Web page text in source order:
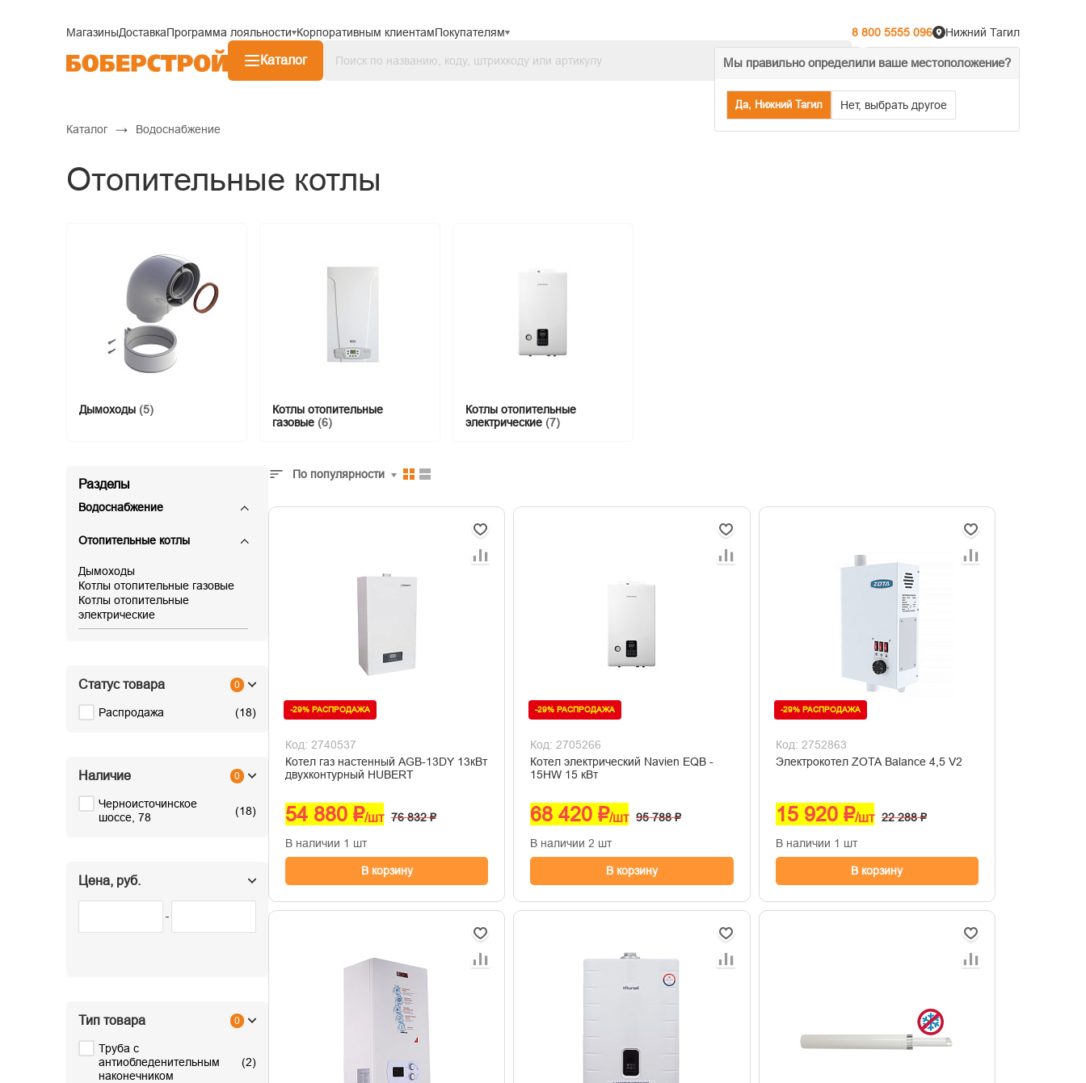
МагазиныДоставкаПрограмма лояльности Корпоративным клиентамПокупателям 8 800 5555 096
Мы правильно определили ваше местоположение?
Да, Нижний Тагил Нет, выбрать другое
Нижний Тагил
Каталог
% Акции Распродажа
Каталог → Водоснабжение
Отопительные котлы
Дымоходы (5)
Котлы отопительные
газовые (6)
Котлы отопительные
электрические (7)
Разделы
Водоснабжение
Отопительные котлы
Дымоходы
Котлы отопительные газовые
Котлы отопительные
электрические
Статус товара 0
Распродажа (18)
Наличие 0
Черноисточинское
шоссе, 78
(18)
Цена, руб.
Тип товара 0
Труба с
антиобледенительным
наконечником
(2)
По популярности
-29% РАСПРОДАЖА
Код: 2740537
Котел газ настенный AGB-13DY 13кВт
двухконтурный HUBERT
54 880 ₽/шт 76 832 ₽
В наличии 1 шт
В корзину
-29% РАСПРОДАЖА
Код: 2705266
Котел электрический Navien EQB -
15HW 15 кВт
68 420 ₽/шт 95 788 ₽
В наличии 2 шт
В корзину
-29% РАСПРОДАЖА
Код: 2752863
Электрокотел ZOTA Balance 4,5 V2
15 920 ₽/шт 22 288 ₽
В наличии 1 шт
В корзину